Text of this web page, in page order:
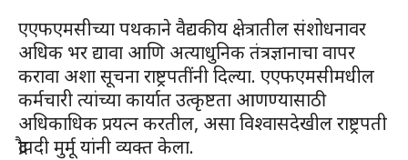
एएफएमसीच्या पथकाने वैद्यकीय क्षेत्रातील संशोधनावर
अधिक भर द्यावा आणि अत्याधुनिक तंत्रज्ञानाचा वापर
करावा अशा सूचना राष्ट्रपतींनी दिल्या. एएफएमसीमधील
कर्मचारी त्यांच्या कार्यात उत्कृष्टता आणण्यासाठी
अधिकाधिक प्रयत्न करतील, असा विश्वासदेखील राष्ट्रपती
द्रौपदी मुर्मू यांनी व्यक्त केला.